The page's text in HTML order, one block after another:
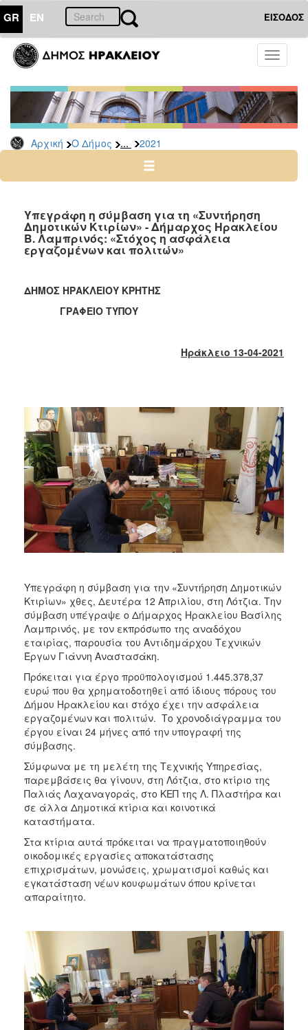
GR EN ΕΙΣΟΔΟΣ
Toggle
Αρχική Ο Δήμος ... 2021
ΔΗΜΟΣ
Δελτία
Τύπου
Αρχείο
2026
2024
2022
2021
2019
2018
2012
2011
2010
2006
ΤΟΠΟΣ
ΠΟΛΙΤΙΣΜΟΣ
ΑΝΘΕΚΤΙΚΗ
ΠΟΛΗ
Υπεγράφη η σύμβαση για τη «Συντήρηση
Δημοτικών Κτιρίων» - Δήμαρχος Ηρακλείου
Β. Λαμπρινός: «Στόχος η ασφάλεια
εργαζομένων και πολιτών»
ΔΗΜΟΣ ΗΡΑΚΛΕΙΟΥ ΚΡΗΤΗΣ
ΓΡΑΦΕΙΟ ΤΥΠΟΥ
Ηράκλειο 13-04-2021
Υπεγράφη η σύμβαση για την «Συντήρηση Δημοτικών
Κτιρίων» χθες, Δευτέρα 12 Απριλίου, στη Λότζια. Την
σύμβαση υπέγραψε ο Δήμαρχος Ηρακλείου Βασίλης
Λαμπρινός, με τον εκπρόσωπο της αναδόχου
εταιρίας, παρουσία του Αντιδημάρχου Τεχνικών
Έργων Γιάννη Αναστασάκη.
Πρόκειται για έργο προϋπολογισμού 1.445.378,37
ευρώ που θα χρηματοδοτηθεί από ίδιους πόρους του
Δήμου Ηρακλείου και στόχο έχει την ασφάλεια
εργαζομένων και πολιτών. Το χρονοδιάγραμμα του
έργου είναι 24 μήνες από την υπογραφή της
σύμβασης.
Σύμφωνα με τη μελέτη της Τεχνικής Υπηρεσίας,
παρεμβάσεις θα γίνουν, στη Λότζια, στο κτίριο της
Παλιάς Λαχαναγοράς, στο ΚΕΠ της Λ. Πλαστήρα και
σε άλλα Δημοτικά κτίρια και κοινοτικά
καταστήματα.
Στα κτίρια αυτά πρόκειται να πραγματοποιηθούν
οικοδομικές εργασίες αποκατάστασης
επιχρισμάτων, μονώσεις, χρωματισμοί καθώς και
εγκατάσταση νέων κουφωμάτων όπου κρίνεται
απαραίτητο.